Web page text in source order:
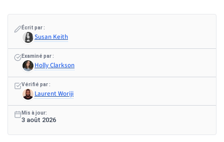
Écrit par :
Susan Keith
Examiné par :
Holly Clarkson
Vérifié par :
Laurent Woriji
Mis à jour:
3 août 2026